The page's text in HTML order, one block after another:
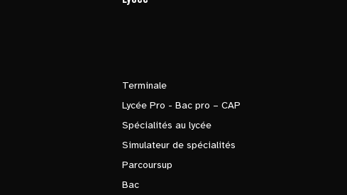
Terminale
Lycée Pro - Bac pro – CAP
Spécialités au lycée
Simulateur de spécialités
Parcoursup
Bac